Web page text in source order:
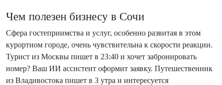
Чем полезен бизнесу в Сочи
Сфера гостеприимства и услуг, особенно развитая в этом
курортном городе, очень чувствительна к скорости реакции.
Турист из Москвы пишет в 23:40 и хочет забронировать
номер? Ваш ИИ ассистент оформит заявку. Путешественник
из Владивостока пишет в 3 утра и интересуется